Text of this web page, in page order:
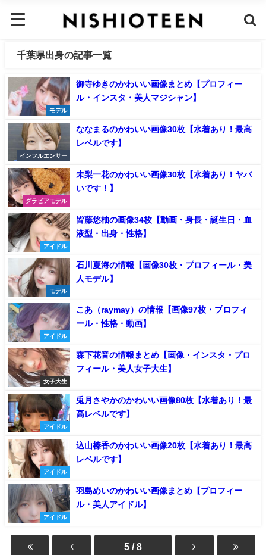
千葉県出身の記事一覧
モデル
御寺ゆきのかわいい画像まとめ【プロフィー
ル・インスタ・美人マジシャン】
インフルエンサー
ななまるのかわいい画像30枚【水着あり！最高
レベルです】
グラビアモデル
未梨一花のかわいい画像30枚【水着あり！ヤバ
いです！】
アイドル
皆藤悠柚の画像34枚【動画・身長・誕生日・血
液型・出身・性格】
モデル
石川夏海の情報【画像30枚・プロフィール・美
人モデル】
アイドル
こあ（raymay）の情報【画像97枚・プロフィ
ール・性格・動画】
女子大生
森下花音の情報まとめ【画像・インスタ・プロ
フィール・美人女子大生】
アイドル
兎月さやかのかわいい画像80枚【水着あり！最
高レベルです】
アイドル
込山榛香のかわいい画像20枚【水着あり！最高
レベルです】
アイドル
羽島めいのかわいい画像まとめ【プロフィー
ル・美人アイドル】
5 / 8